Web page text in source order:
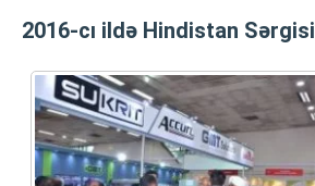
2016-cı ildə Hindistan Sərgisi